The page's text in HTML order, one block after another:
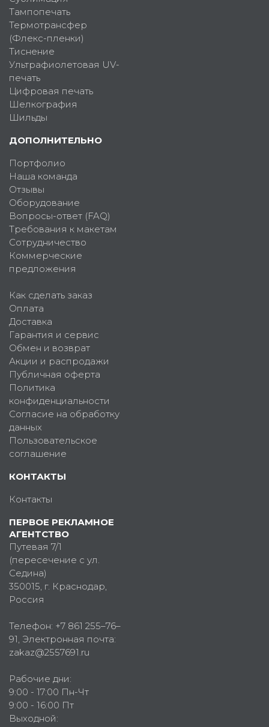
Тампопечать
Термотрансфер
(Флекс-пленки)
Тиснение
Ультрафиолетовая UV-
печать
Цифровая печать
Шелкография
Шильды
ДОПОЛНИТЕЛЬНО
Портфолио
Наша команда
Отзывы
Оборудование
Вопросы-ответ (FAQ)
Требования к макетам
Сотрудничество
Коммерческие
предложения
Как сделать заказ
Оплата
Доставка
Гарантия и сервис
Обмен и возврат
Акции и распродажи
Публичная оферта
Политика
конфиденциальности
Согласие на обработку
данных
Пользовательское
соглашение
КОНТАКТЫ
Контакты
ПЕРВОЕ РЕКЛАМНОЕ
АГЕНТСТВО
Путевая 7/1
(пересечение с ул.
Седина)
350015 , г. Краснодар,
Россия
Телефон: +7 861 255–76–
91 , Электронная почта:
zakaz@2557691.ru
Рабочие дни:
9:00 - 17:00 Пн-Чт
9:00 - 16:00 Пт
Выходной: